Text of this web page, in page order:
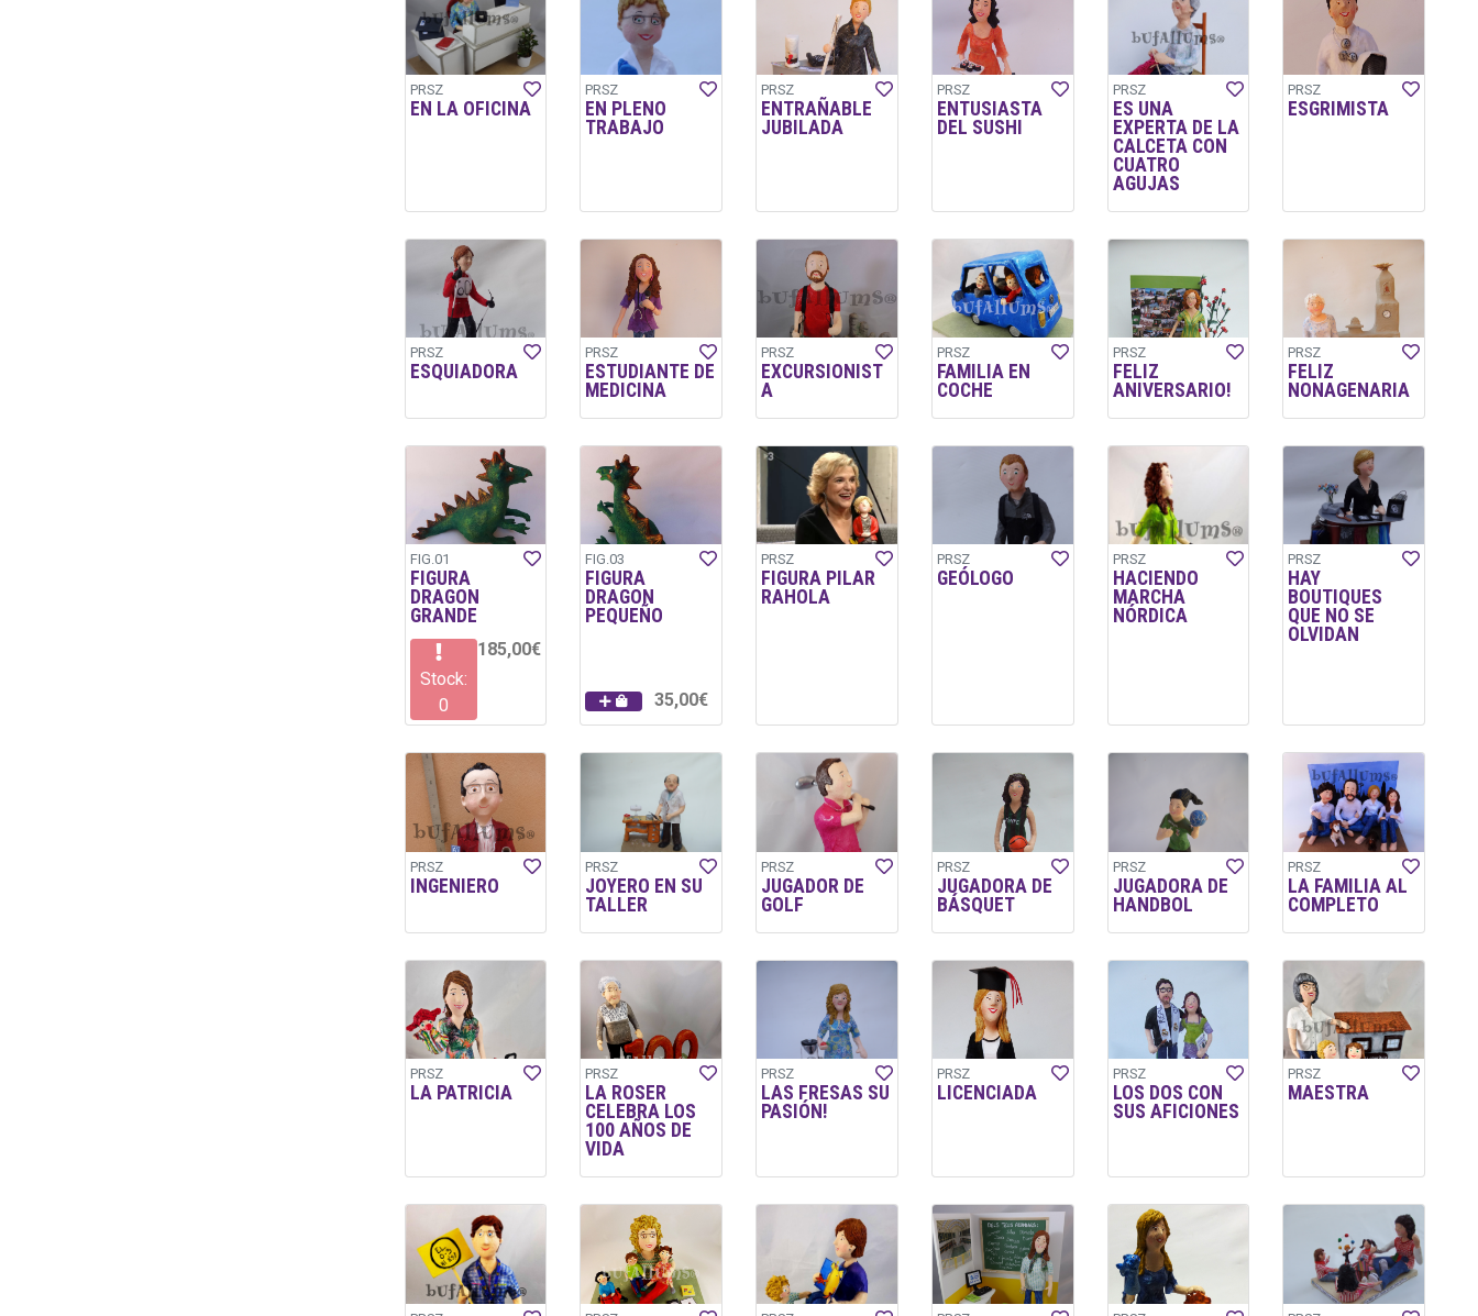
PRSZ
EN LA OFICINA
PRSZ
EN PLENO
TRABAJO
PRSZ
ENTRAÑABLE
JUBILADA
PRSZ
ENTUSIASTA
DEL SUSHI
PRSZ
ES UNA
EXPERTA DE LA
CALCETA CON
CUATRO
AGUJAS
PRSZ
ESGRIMISTA
PRSZ
ESQUIADORA
PRSZ
ESTUDIANTE DE
MEDICINA
PRSZ
EXCURSIONIST
A
PRSZ
FAMILIA EN
COCHE
PRSZ
FELIZ
ANIVERSARIO!
PRSZ
FELIZ
NONAGENARIA
FIG.01
FIGURA
DRAGON
GRANDE
Stock:
0
185,00€
FIG.03
FIGURA
DRAGON
PEQUEÑO
35,00€
PRSZ
FIGURA PILAR
RAHOLA
PRSZ
GEÓLOGO
PRSZ
HACIENDO
MARCHA
NÓRDICA
PRSZ
HAY
BOUTIQUES
QUE NO SE
OLVIDAN
PRSZ
INGENIERO
PRSZ
JOYERO EN SU
TALLER
PRSZ
JUGADOR DE
GOLF
PRSZ
JUGADORA DE
BÁSQUET
PRSZ
JUGADORA DE
HANDBOL
PRSZ
LA FAMILIA AL
COMPLETO
PRSZ
LA PATRICIA
PRSZ
LA ROSER
CELEBRA LOS
100 AÑOS DE
VIDA
PRSZ
LAS FRESAS SU
PASIÓN!
PRSZ
LICENCIADA
PRSZ
LOS DOS CON
SUS AFICIONES
PRSZ
MAESTRA